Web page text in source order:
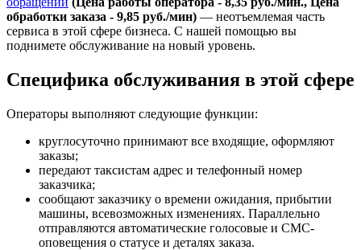
обработки заказа - 9,85 руб./мин) — неотъемлемая часть
сервиса в этой сфере бизнеса. С нашей помощью вы
поднимете обслуживание на новый уровень.
Специфика обслуживания в этой сфере
Операторы выполняют следующие функции:
круглосуточно принимают все входящие, оформляют
заказы;
передают таксистам адрес и телефонный номер
заказчика;
сообщают заказчику о времени ожидания, прибытии
машины, всевозможных изменениях. Параллельно
отправляются автоматические голосовые и СМС-
оповещения о статусе и деталях заказа.